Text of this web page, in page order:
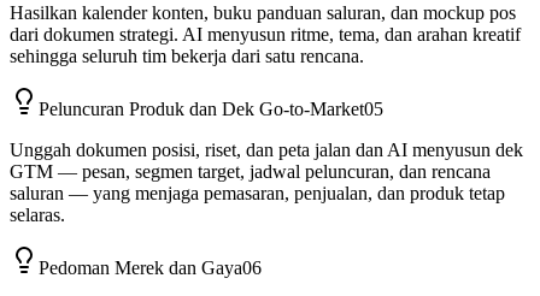
Hasilkan kalender konten, buku panduan saluran, dan mockup pos
dari dokumen strategi. AI menyusun ritme, tema, dan arahan kreatif
sehingga seluruh tim bekerja dari satu rencana.
Peluncuran Produk dan Dek Go-to-Market05
Unggah dokumen posisi, riset, dan peta jalan dan AI menyusun dek
GTM — pesan, segmen target, jadwal peluncuran, dan rencana
saluran — yang menjaga pemasaran, penjualan, dan produk tetap
selaras.
Pedoman Merek dan Gaya06